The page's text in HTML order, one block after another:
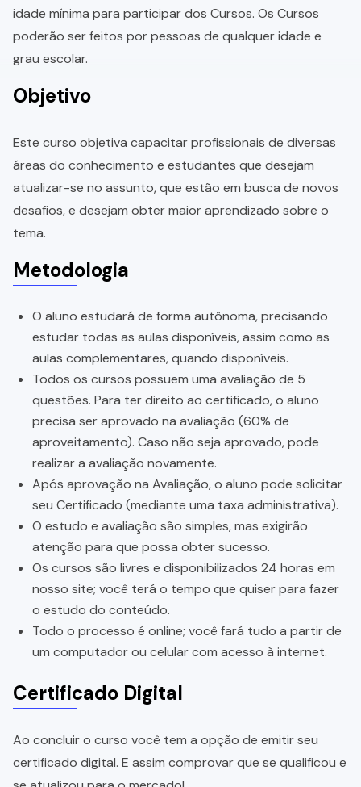
idade mínima para participar dos Cursos. Os Cursos
poderão ser feitos por pessoas de qualquer idade e
grau escolar.
Objetivo
Este curso objetiva capacitar profissionais de diversas
áreas do conhecimento e estudantes que desejam
atualizar-se no assunto, que estão em busca de novos
desafios, e desejam obter maior aprendizado sobre o
tema.
Metodologia
O aluno estudará de forma autônoma, precisando
estudar todas as aulas disponíveis, assim como as
aulas complementares, quando disponíveis.
Todos os cursos possuem uma avaliação de 5
questões. Para ter direito ao certificado, o aluno
precisa ser aprovado na avaliação (60% de
aproveitamento). Caso não seja aprovado, pode
realizar a avaliação novamente.
Após aprovação na Avaliação, o aluno pode solicitar
seu Certificado (mediante uma taxa administrativa).
O estudo e avaliação são simples, mas exigirão
atenção para que possa obter sucesso.
Os cursos são livres e disponibilizados 24 horas em
nosso site; você terá o tempo que quiser para fazer
o estudo do conteúdo.
Todo o processo é online; você fará tudo a partir de
um computador ou celular com acesso à internet.
Certificado Digital
Ao concluir o curso você tem a opção de emitir seu
certificado digital. E assim comprovar que se qualificou e